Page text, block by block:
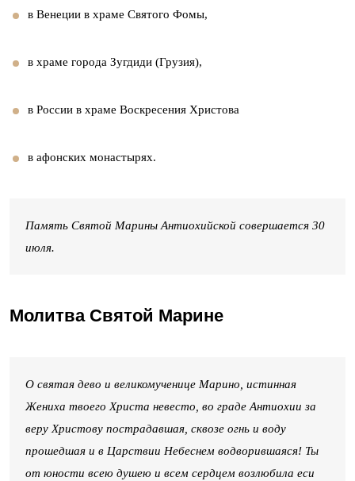
в Венеции в храме Святого Фомы,
в храме города Зугдиди (Грузия),
в России в храме Воскресения Христова
в афонских монастырях.
Память Святой Марины Антиохийской совершается 30
июля.
Молитва Святой Марине
О святая дево и великомученице Марино, истинная
Жениха твоего Христа невесто, во граде Антиохии за
веру Христову пострадавшая, сквозе огнь и воду
прошедшая и в Царствии Небеснем водворившаяся! Ты
от юности всею душею и всем сердцем возлюбила еси